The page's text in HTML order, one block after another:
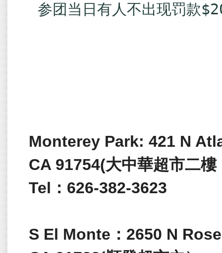
参团当日有人不出现罚款
Monterey Park: 421 N
CA 91754(大中華超市二
Tel：626-382-3623
S El Monte： 2650 N